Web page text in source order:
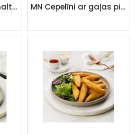
MN Vārīta liellopu maltā gaļa 5kg (5x1kg) LT27-04ES
MN Cepelīni ar gaļas pildījumu (30x200g), 6kg LT27-04ES/ ..3761/